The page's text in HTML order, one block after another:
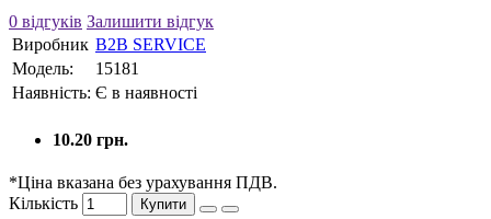
0 відгуків Залишити відгук
Виробник B2B SERVICE
Модель:
15181
Наявність: Є в наявності
10.20 грн.
*Ціна вказана без урахування ПДВ.
Кількість
Купити